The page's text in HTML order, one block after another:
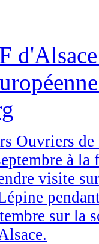
Ouvriers de
à la
visite
sur la